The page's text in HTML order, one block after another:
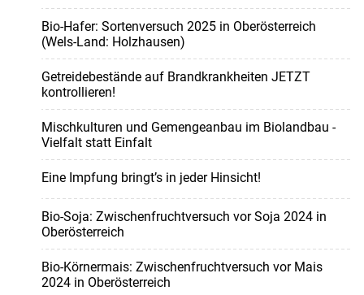
Bio-Hafer: Sortenversuch 2025 in Oberösterreich
(Wels-Land: Holzhausen)
Getreidebestände auf Brandkrankheiten JETZT
kontrollieren!
Mischkulturen und Gemengeanbau im Biolandbau -
Vielfalt statt Einfalt
Eine Impfung bringt’s in jeder Hinsicht!
Bio-Soja: Zwischenfruchtversuch vor Soja 2024 in
Oberösterreich
Bio-Körnermais: Zwischenfruchtversuch vor Mais
2024 in Oberösterreich